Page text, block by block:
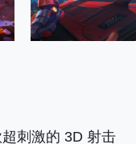
刺激的 3D 射击